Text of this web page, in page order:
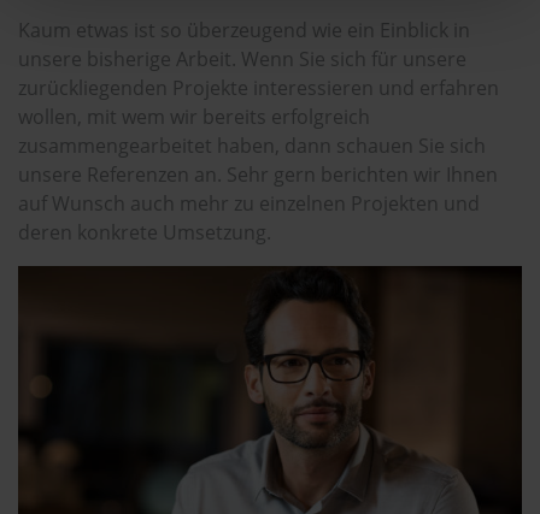
Kaum etwas ist so überzeugend wie ein Einblick in
unsere bisherige Arbeit. Wenn Sie sich für unsere
zurückliegenden Projekte interessieren und erfahren
wollen, mit wem wir bereits erfolgreich
zusammengearbeitet haben, dann schauen Sie sich
unsere Referenzen an. Sehr gern berichten wir Ihnen
auf Wunsch auch mehr zu einzelnen Projekten und
deren konkrete Umsetzung.